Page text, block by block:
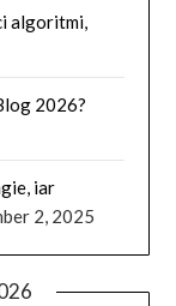
algoritmi,
2026?
iar
2, 2025